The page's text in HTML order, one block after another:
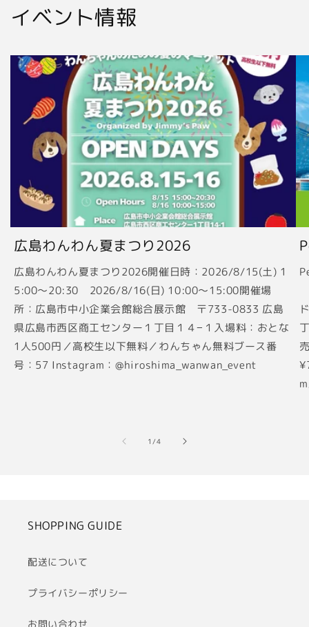
イベント情報
広島わんわん夏まつり2026
広島わんわん夏まつり2026開催日時：2026/8/15(土) 1
5:00〜20:30 2026/8/16(日) 10:00〜15:00開催場
所：広島市中小企業会館総合展示館 〒733-0833 広島
県広島市西区商工センター１丁目１４−１入場料：おとな
1人500円／高校生以下無料／わんちゃん無料ブース番
号：57 Instagram：@hiroshima_wanwan_event
1 /の
4
SHOPPING GUIDE
配送について
プライバシーポリシー
お問い合わせ